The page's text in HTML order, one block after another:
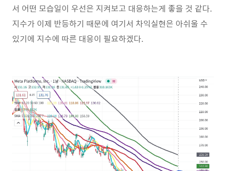
서 어떤 모습일이 우선은 지켜보고 대응하는게 좋을 것 같다.
지수가 이제 반등하기 때문에 여기서 차익실현은 아쉬울 수
있기에 지수에 따른 대응이 필요하겠다.